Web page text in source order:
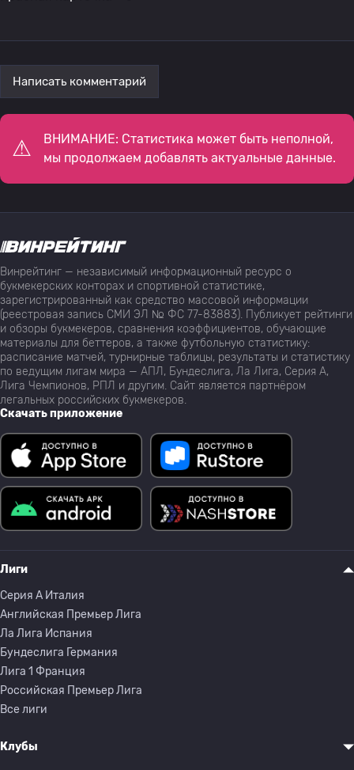
Написать комментарий
ВНИМАНИЕ: Статистика может быть неполной,
мы продолжаем добавлять актуальные данные.
Винрейтинг — независимый информационный ресурс о
букмекерских конторах и спортивной статистике,
зарегистрированный как средство массовой информации
(реестровая запись СМИ ЭЛ № ФС 77-83883). Публикует рейтинги
и обзоры букмекеров, сравнения коэффициентов, обучающие
материалы для беттеров, а также футбольную статистику:
расписание матчей, турнирные таблицы, результаты и статистику
по ведущим лигам мира — АПЛ, Бундеслига, Ла Лига, Серия А,
Лига Чемпионов, РПЛ и другим. Сайт является партнёром
легальных российских букмекеров.
Скачать приложение
Лиги
Серия A Италия
Английская Премьер Лига
Ла Лига Испания
Бундеслига Германия
Лига 1 Франция
Российская Премьер Лига
Все лиги
Клубы